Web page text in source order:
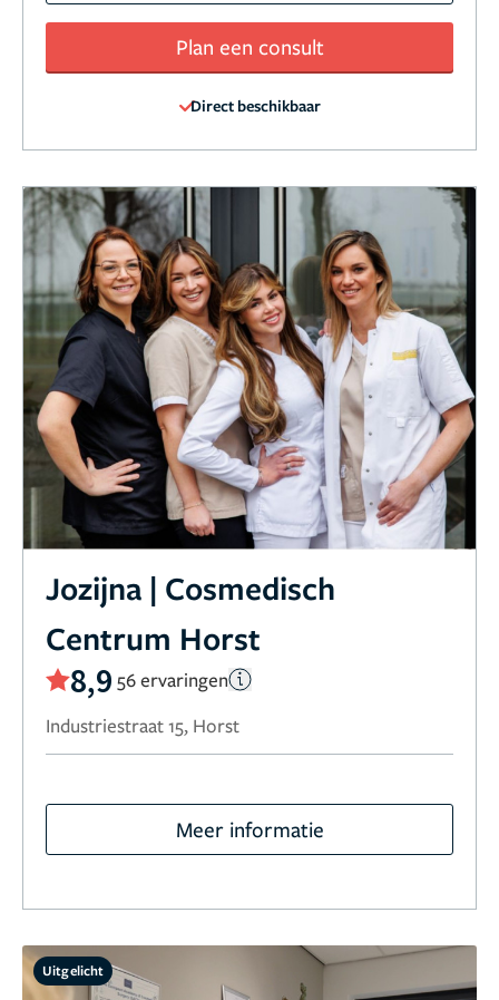
Plan een consult
Direct beschikbaar
Jozijna | Cosmedisch
Centrum Horst
8,9 56 ervaringen
Industriestraat 15, Horst
Meer informatie
Uitgelicht